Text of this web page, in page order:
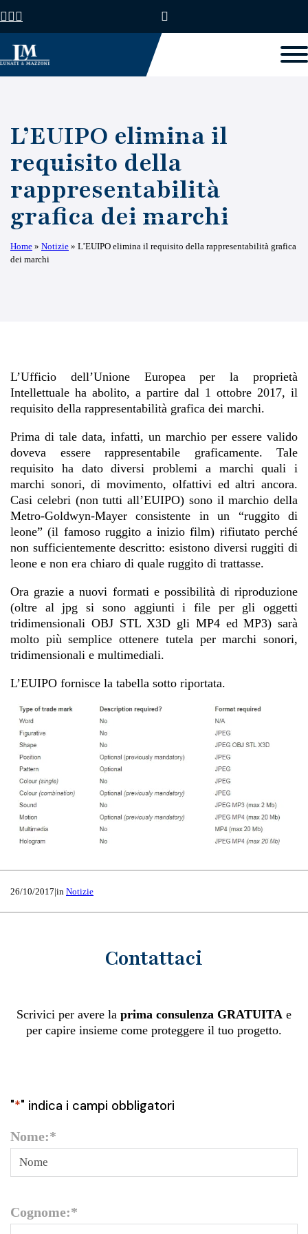
L’EUIPO elimina il
requisito della
rappresentabilità
grafica dei marchi
Home » Notizie » L’EUIPO elimina il requisito della rappresentabilità grafica
dei marchi
L’Ufficio dell’Unione Europea per la proprietà
Intellettuale ha abolito, a partire dal 1 ottobre 2017, il
requisito della rappresentabilità grafica dei marchi.
Prima di tale data, infatti, un marchio per essere valido
doveva essere rappresentabile graficamente. Tale
requisito ha dato diversi problemi a marchi quali i
marchi sonori, di movimento, olfattivi ed altri ancora.
Casi celebri (non tutti all’EUIPO) sono il marchio della
Metro-Goldwyn-Mayer consistente in un “ruggito di
leone” (il famoso ruggito a inizio film) rifiutato perché
non sufficientemente descritto: esistono diversi ruggiti di
leone e non era chiaro di quale ruggito di trattasse.
Ora grazie a nuovi formati e possibilità di riproduzione
(oltre al jpg si sono aggiunti i file per gli oggetti
tridimensionali OBJ STL X3D gli MP4 ed MP3) sarà
molto più semplice ottenere tutela per marchi sonori,
tridimensionali e multimediali.
L’EUIPO fornisce la tabella sotto riportata.
26/10/2017|in Notizie
Contattaci
Scrivici per avere la prima consulenza GRATUITA e
per capire insieme come proteggere il tuo progetto.
"*" indica i campi obbligatori
Nome:*
Cognome:*